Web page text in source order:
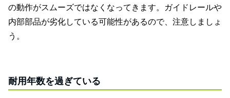
の動作がスムーズではなくなってきます。ガイドレールや
内部部品が劣化している可能性があるので、注意しましょ
う。
耐用年数を過ぎている